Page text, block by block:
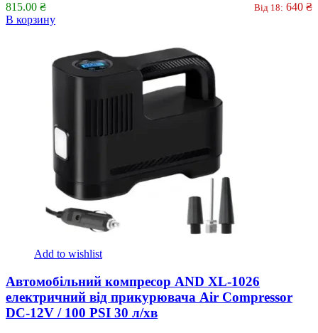
815.00 ₴ Від 18: 640 ₴
В корзину
Add to wishlist
Автомобільний компресор AND XL-1026
електричний від прикурювача Air Compressor
DC-12V / 100 PSI 30 л/хв